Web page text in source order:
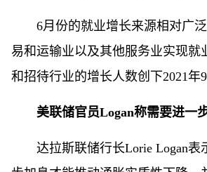
6月份的就业增长来源相对广
易和运输业以及其他服务业实现就
和招待行业的增长人数创下2021年9
美联储官员Logan称需要进一
达拉斯联储行长Lorie Logan表